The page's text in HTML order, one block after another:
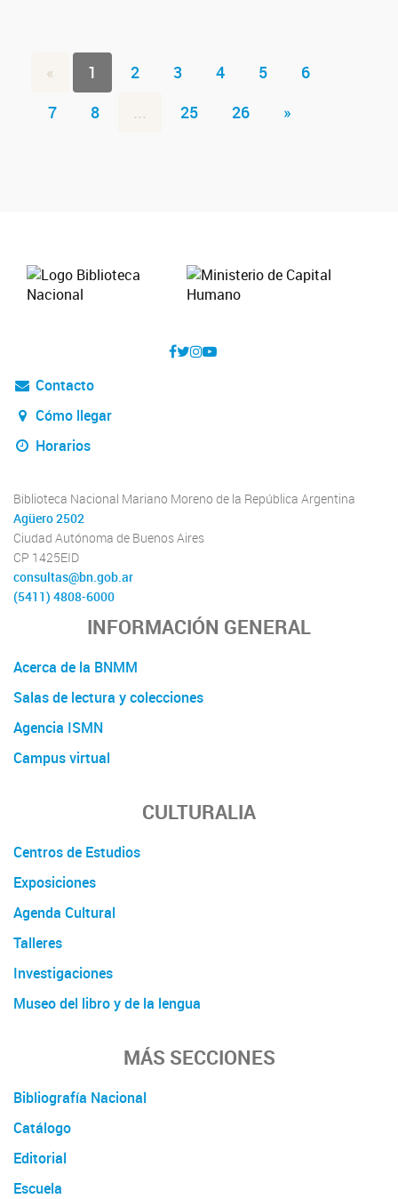
« 1 2 3 4 5
6
7
8 ... 25 26 »
Contacto
Cómo llegar
Horarios
Biblioteca Nacional Mariano Moreno de la República Argentina
Agüero 2502
Ciudad Autónoma de Buenos Aires
CP 1425EID
consultas@bn.gob.ar
(5411) 4808-6000
INFORMACIÓN GENERAL
Acerca de la BNMM
Salas de lectura y colecciones
Agencia ISMN
Campus virtual
CULTURALIA
Centros de Estudios
Exposiciones
Agenda Cultural
Talleres
Investigaciones
Museo del libro y de la lengua
MÁS SECCIONES
Bibliografía Nacional
Catálogo
Editorial
Escuela